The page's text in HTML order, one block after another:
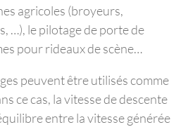
agricoles (broyeurs,
…), le pilotage de porte de
pour rideaux de scène…
peuvent être utilisés comme
ce cas, la vitesse de descente
entre la vitesse générée